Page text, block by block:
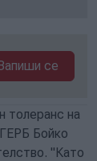
се
толеранс на
Бойко
"Като